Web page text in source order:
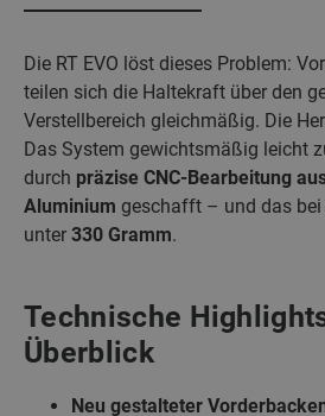
Die RT EVO löst dieses Problem:
teilen sich die Haltekraft über den
Verstellbereich gleichmäßig. Die
Das System gewichtsmäßig leicht
durch präzise CNC-Bearbeitung
Aluminium geschafft – und das
unter 330 Gramm.
Technische
Überblick
Neu gestalteter